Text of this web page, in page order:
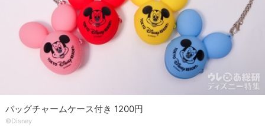
バッグチャームケース付き 1200円
©Disney